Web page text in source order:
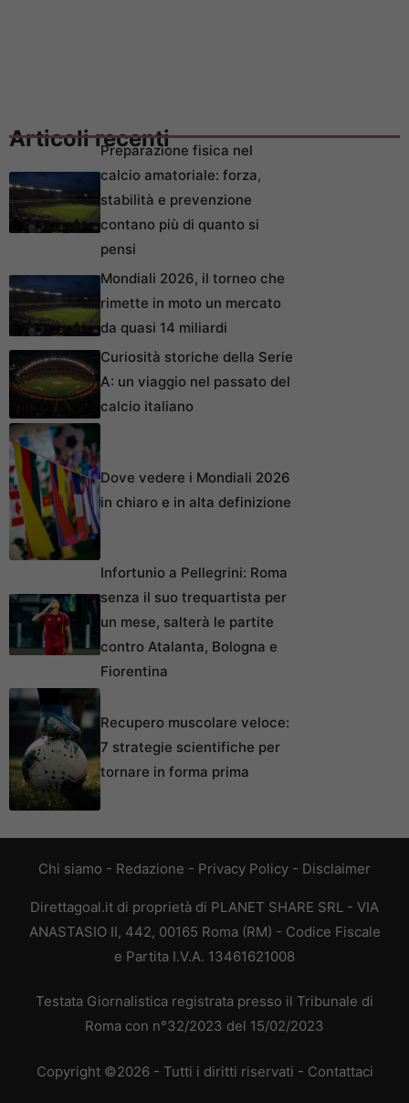
Articoli recentiPreparazione fisica nel
calcio amatoriale: forza,
stabilità e prevenzione
contano più di quanto si
pensi
Mondiali 2026, il torneo che
rimette in moto un mercato
da quasi 14 miliardi
Curiosità storiche della Serie
A: un viaggio nel passato del
calcio italiano
Dove vedere i Mondiali 2026
in chiaro e in alta definizione
Infortunio a Pellegrini: Roma
senza il suo trequartista per
un mese, salterà le partite
contro Atalanta, Bologna e
Fiorentina
Recupero muscolare veloce:
7 strategie scientifiche per
tornare in forma prima
Chi siamo - Redazione - Privacy Policy - Disclaimer
Direttagoal.it di proprietà di PLANET SHARE SRL - VIA
ANASTASIO II, 442, 00165 Roma (RM) - Codice Fiscale
e Partita I.V.A. 13461621008
Testata Giornalistica registrata presso il Tribunale di
Roma con n°32/2023 del 15/02/2023
Copyright ©2026 - Tutti i diritti riservati - Contattaci